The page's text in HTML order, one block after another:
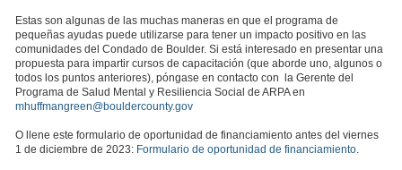
Estas son algunas de las muchas maneras en que el programa de
pequeñas ayudas puede utilizarse para tener un impacto positivo en las
comunidades del Condado de Boulder. Si está interesado en presentar una
propuesta para impartir cursos de capacitación (que aborde uno, algunos o
todos los puntos anteriores), póngase en contacto con la Gerente del
Programa de Salud Mental y Resiliencia Social de ARPA en
mhuffmangreen@bouldercounty.gov
O llene este formulario de oportunidad de financiamiento antes del viernes
1 de diciembre de 2023: Formulario de oportunidad de financiamiento